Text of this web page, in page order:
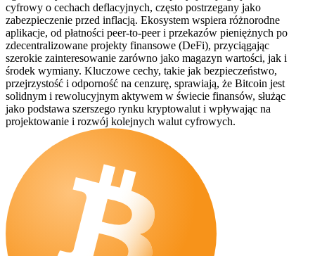
cyfrowy o cechach deflacyjnych, często postrzegany jako
zabezpieczenie przed inflacją. Ekosystem wspiera różnorodne
aplikacje, od płatności peer-to-peer i przekazów pieniężnych po
zdecentralizowane projekty finansowe (DeFi), przyciągając
szerokie zainteresowanie zarówno jako magazyn wartości, jak i
środek wymiany. Kluczowe cechy, takie jak bezpieczeństwo,
przejrzystość i odporność na cenzurę, sprawiają, że Bitcoin jest
solidnym i rewolucyjnym aktywem w świecie finansów, służąc
jako podstawa szerszego rynku kryptowalut i wpływając na
projektowanie i rozwój kolejnych walut cyfrowych.